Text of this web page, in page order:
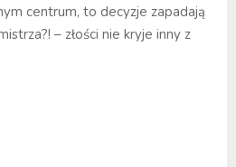
centrum, to decyzje zapadają
– złości nie kryje inny z